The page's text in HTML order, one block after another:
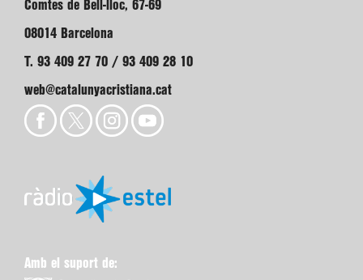
Comtes de Bell-lloc, 67-69
08014 Barcelona
T. 93 409 27 70 / 93 409 28 10
web@catalunyacristiana.cat
Amb el suport de: